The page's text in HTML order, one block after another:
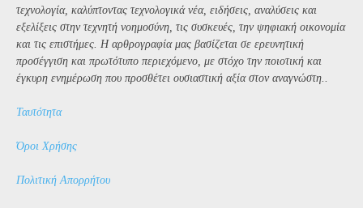
τεχνολογία, καλύπτοντας τεχνολογικά νέα, ειδήσεις, αναλύσεις και
εξελίξεις στην τεχνητή νοημοσύνη, τις συσκευές, την ψηφιακή οικονομία
και τις επιστήμες. Η αρθρογραφία μας βασίζεται σε ερευνητική
προσέγγιση και πρωτότυπο περιεχόμενο, με στόχο την ποιοτική και
έγκυρη ενημέρωση που προσθέτει ουσιαστική αξία στον αναγνώστη..
Ταυτότητα
Όροι Χρήσης
Πολιτική Απορρήτου